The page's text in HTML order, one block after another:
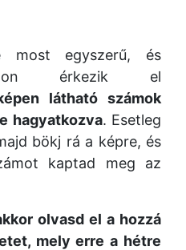
most egyszerű, és
érkezik el
látható számok
hagyatkozva. Esetleg
bökj rá a képre, és
kaptad meg az
olvasd el a hozzá
mely erre a hétre